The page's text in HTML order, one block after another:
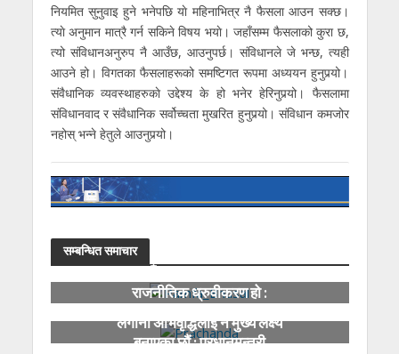
नियमित सुनुवाइ हुने भनेपछि याे महिनाभित्र नै फैसला आउन सक्छ।
त्याे अनुमान मात्रै गर्न सकिने विषय भयाे। जहाँसम्म फैसलाको कुरा छ,
त्यो संविधानअनुरुप नै आउँछ, आउनुपर्छ। संविधानले जे भन्छ, त्यही
आउने हो। विगतका फैसलाहरूको समष्टिगत रूपमा अध्ययन हुनुपर्‍यो।
संवैधानिक व्यवस्थाहरुकाे उद्देश्य के हो भनेर हेरिनुपर्‍यो। फैसलामा
संविधानवाद र संवैधानिक सर्वोच्चता मुखरित हुनुपर्‍यो। संविधान कमजोर
नहोस् भन्ने हेतुले आउनुपर्‍यो।
सम्बन्धित समाचार
राजनीतिक ध्रुवीकरण हो :
लगानी अभिवृद्धिलाई नै मुख्य लक्ष्य
बनाएका छौं : प्रधानमन्त्री